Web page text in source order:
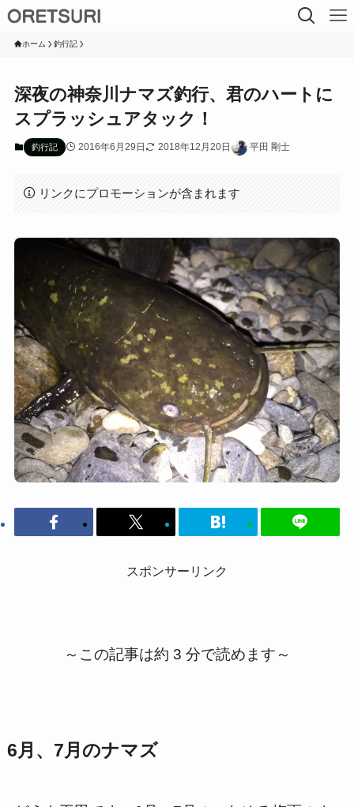
ホーム 釣行記
深夜の神奈川ナマズ釣行、君のハートに
スプラッシュアタック！
釣行記 2016年6月29日 2018年12月20日 平田 剛士
リンクにプロモーションが含まれます
スポンサーリンク
～この記事は約 3 分で読めます～
6月、7月のナマズ